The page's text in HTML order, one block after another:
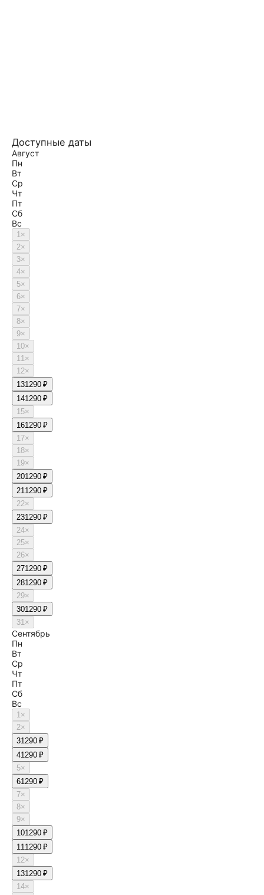
Доступные даты
Август
Пн
Вт
Ср
Чт
Пт
Сб
Вс
1×
2×
3×
4×
5×
6×
7×
8×
9×
10×
11×
12×
131290 ₽
141290 ₽
15×
161290 ₽
17×
18×
19×
201290 ₽
211290 ₽
22×
231290 ₽
24×
25×
26×
271290 ₽
281290 ₽
29×
301290 ₽
31×
Сентябрь
Пн
Вт
Ср
Чт
Пт
Сб
Вс
1×
2×
31290 ₽
41290 ₽
5×
61290 ₽
7×
8×
9×
101290 ₽
111290 ₽
12×
131290 ₽
14×